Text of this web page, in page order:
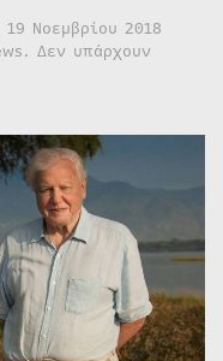
19 Νοεμβρίου 2018
. Δεν υπάρχουν